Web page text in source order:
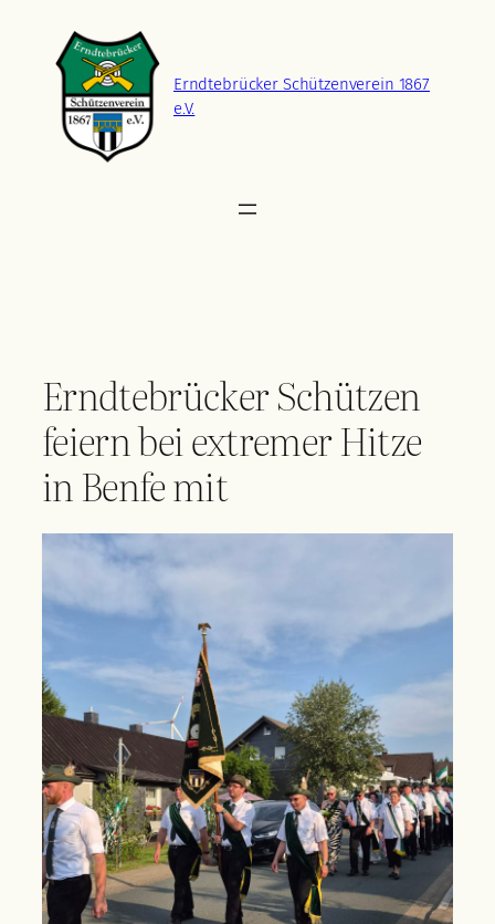
springen
Erndtebrücker Schützenverein 1867
e.V.
Erndtebrücker Schützen
feiern bei extremer Hitze
in Benfe mit